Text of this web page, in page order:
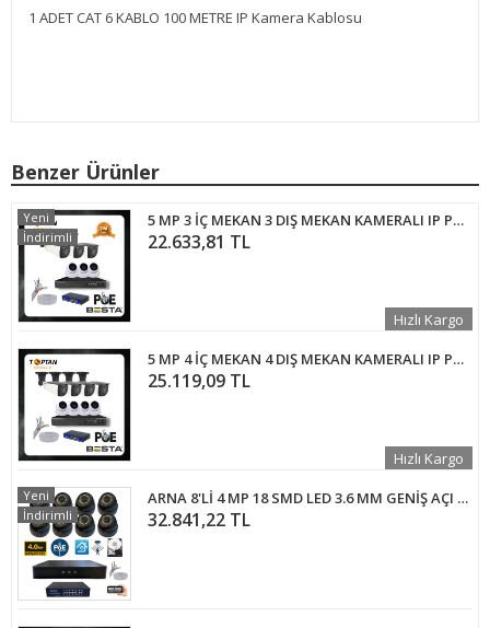
1 ADET CAT 6 KABLO 100 METRE IP Kamera Kablosu
Benzer Ürünler
5 MP 3 İÇ MEKAN 3 DIŞ MEKAN KAMERALI IP POE GÜVENLİK SETİ KD-1750
22.633,81 TL
Yeni
İndirimli
Hızlı Kargo
5 MP 4 İÇ MEKAN 4 DIŞ MEKAN KAMERALI IP POE GÜVENLİK SETİ KD-2748
25.119,09 TL
Hızlı Kargo
ARNA 8'Lİ 4 MP 18 SMD LED 3.6 MM GENİŞ AÇI 1 TB HDD DAHİL İÇ MEKAN GÜVENLİK KAMERA SETİ - ST4811914
32.841,22 TL
Yeni
İndirimli